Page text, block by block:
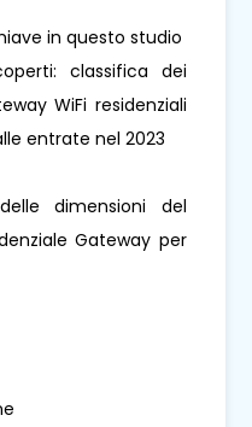
in questo studio
classifica dei
WiFi residenziali
entrate nel 2023
dimensioni del
Gateway per